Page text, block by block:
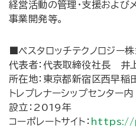
経営活動の管理・支援および
事業開発等。
■ペスタロッチテクノロジー
代表者：代表取締役社長 井
所在地：東京都新宿区西早
トレプレナーシップセンター内
設立：2019年
コーポレートサイト： https://